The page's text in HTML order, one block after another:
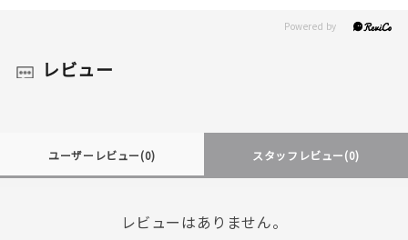
レビュー
ユーザーレビュー(0) スタッフレビュー(0)
レビューはありません。